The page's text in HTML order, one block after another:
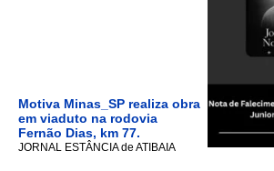
Motiva Minas_SP realiza obra
em viaduto na rodovia
Fernão Dias, km 77.
JORNAL ESTÂNCIA de ATIBAIA